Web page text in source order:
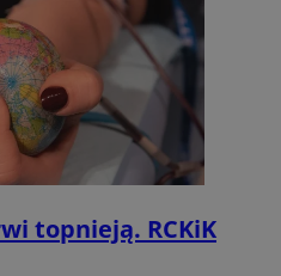
topnieją. RCKiK